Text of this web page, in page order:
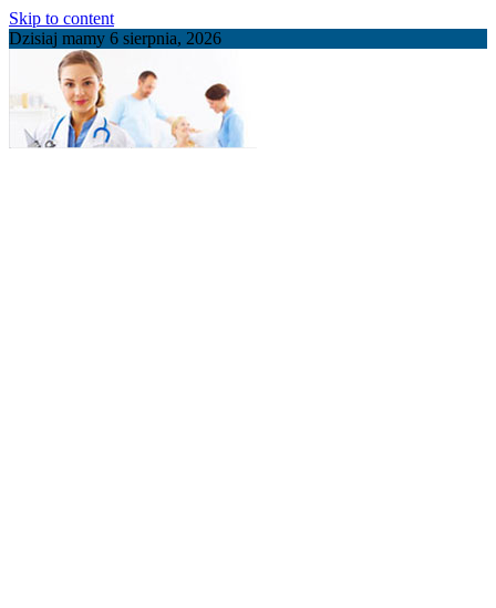
Skip to content
Dzisiaj mamy 6 sierpnia, 2026